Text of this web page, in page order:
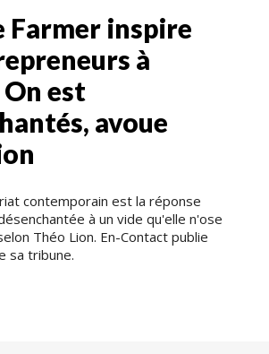
Farmer inspire
à
On est
avoue
contemporain est la réponse
à un vide qu'elle n'ose
Théo Lion. En-Contact publie
sa tribune.